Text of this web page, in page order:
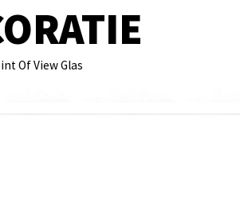
Of View Glas